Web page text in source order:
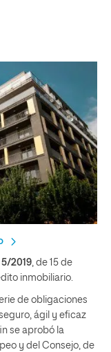
2019, de 15 de
inmobiliario.
de obligaciones
ágil y eficaz
se aprobó la
y del Consejo, de